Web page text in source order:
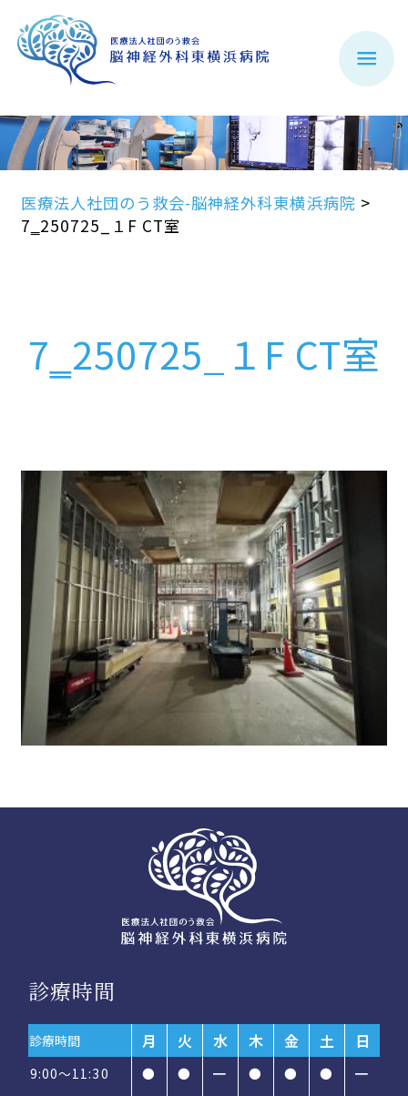
医療法人社団のう救会-脳神経外科東横浜病院 >
7‗250725_１F CT室
7‗250725_１F CT室
診療時間
診療時間 月 火 水 木 金 土 日
9:00～11:30 ● ● ━ ● ● ●
━